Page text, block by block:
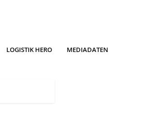
LOGISTIK HERO MEDIADATEN